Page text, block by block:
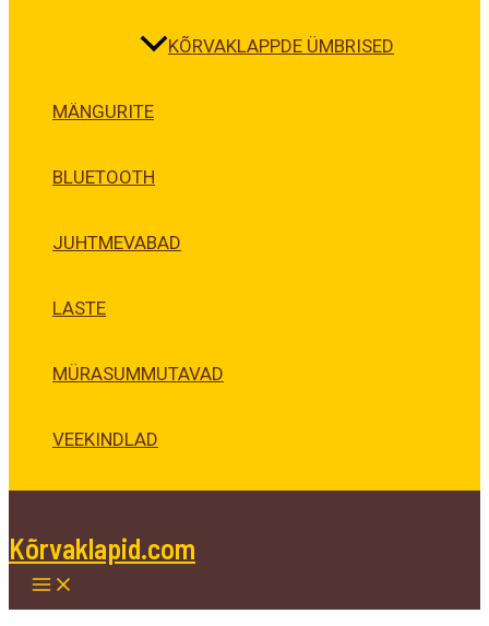
KÕRVAKLAPPDE ÜMBRISED
MÄNGURITE
BLUETOOTH
JUHTMEVABAD
LASTE
MÜRASUMMUTAVAD
VEEKINDLAD
Kõrvaklapid.com